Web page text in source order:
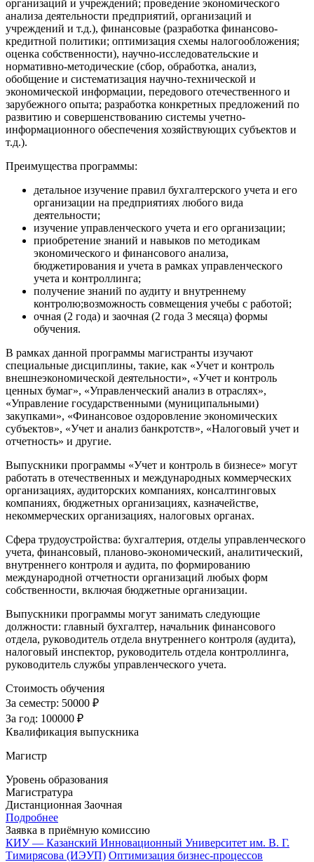
организаций и учреждений; проведение экономического
анализа деятельности предприятий, организаций и
учреждений и т.д.), финансовые (разработка финансово-
кредитной политики; оптимизация схемы налогообложения;
оценка собственности), научно-исследовательские и
нормативно-методические (сбор, обработка, анализ,
обобщение и систематизация научно-технической и
экономической информации, передового отечественного и
зарубежного опыта; разработка конкретных предложений по
развитию и совершенствованию системы учетно-
информационного обеспечения хозяйствующих субъектов и
т.д.).
Преимущества программы:
детальное изучение правил бухгалтерского учета и его
организации на предприятиях любого вида
деятельности;
изучение управленческого учета и его организации;
приобретение знаний и навыков по методикам
экономического и финансового анализа,
бюджетирования и учета в рамках управленческого
учета и контроллинга;
получение знаний по аудиту и внутреннему
контролю;возможность совмещения учебы с работой;
очная (2 года) и заочная (2 года 3 месяца) формы
обучения.
В рамках данной программы магистранты изучают
специальные дисциплины, такие, как «Учет и контроль
внешнеэкономической деятельности», «Учет и контроль
ценных бумаг», «Управленческий анализ в отраслях»,
«Управление государственными (муниципальными)
закупками», «Финансовое оздоровление экономических
субъектов», «Учет и анализ банкротств», «Налоговый учет и
отчетность» и другие.
Выпускники программы «Учет и контроль в бизнесе» могут
работать в отечественных и международных коммерческих
организациях, аудиторских компаниях, консалтинговых
компаниях, бюджетных организациях, казначействе,
некоммерческих организациях, налоговых органах.
Сфера трудоустройства: бухгалтерия, отделы управленческого
учета, финансовый, планово-экономический, аналитический,
внутреннего контроля и аудита, по формированию
международной отчетности организаций любых форм
собственности, включая бюджетные организации.
Выпускники программы могут занимать следующие
должности: главный бухгалтер, начальник финансового
отдела, руководитель отдела внутреннего контроля (аудита),
налоговый инспектор, руководитель отдела контроллинга,
руководитель службы управленческого учета.
Стоимость обучения
За семестр: 50000 ₽
За год: 100000 ₽
Квалификация выпускника
Магистр
Уровень образования
Магистратура
Дистанционная Заочная
Подробнее
Заявка в приёмную комиссию
КИУ — Казанский Инновационный Университет им. В. Г.
Тимирясова (ИЭУП) Оптимизация бизнес-процессов